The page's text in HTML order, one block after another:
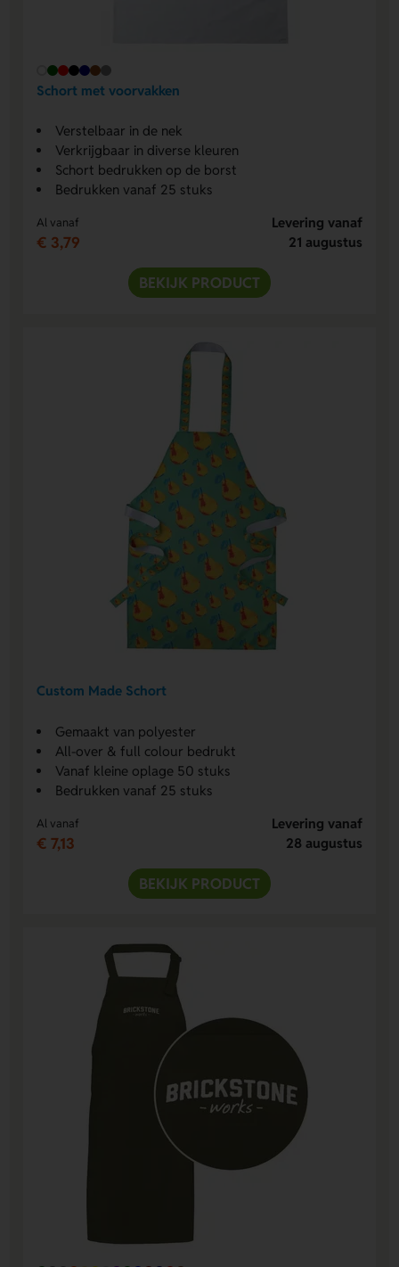
Schort met voorvakken
Verstelbaar in de nek
Verkrijgbaar in diverse kleuren
Schort bedrukken op de borst
Bedrukken vanaf 25 stuks
Al vanaf
€ 3,79
Levering vanaf
21 augustus
BEKIJK PRODUCT
Custom Made Schort
Gemaakt van polyester
All-over & full colour bedrukt
Vanaf kleine oplage 50 stuks
Bedrukken vanaf 25 stuks
Al vanaf
€ 7,13
Levering vanaf
28 augustus
BEKIJK PRODUCT